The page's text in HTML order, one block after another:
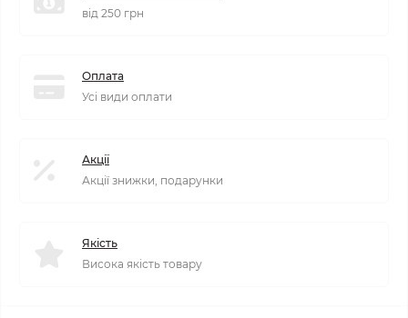
від 250 грн
Оплата
Усі види оплати
Акції
Акції знижки, подарунки
Якість
Висока якість товару